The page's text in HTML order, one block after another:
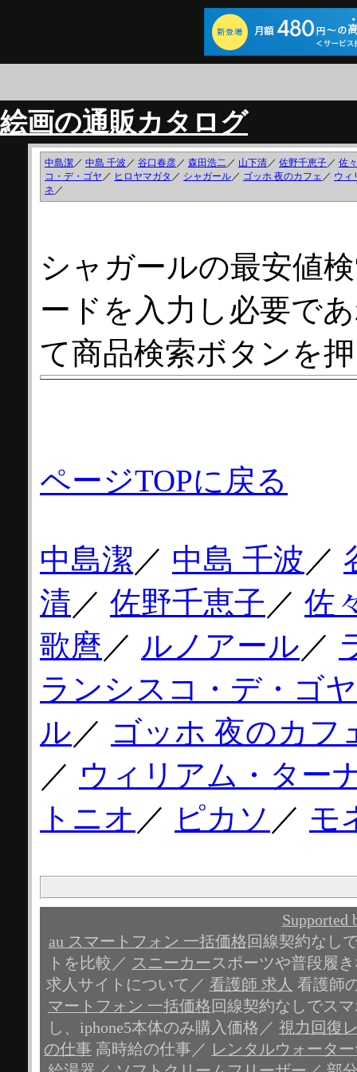
絵画の通販カタログ
中島潔 ／ 中島 千波 ／ 谷口春彦 ／ 森田浩二 ／ 山下清 ／ 佐野千恵子 ／ 佐
コ・デ・ゴヤ ／ ヒロヤマガタ ／ シャガール ／ ゴッホ 夜のカフェ ／ ウィ
ネ ／
シャガールの最安値
ードを入力し必要で
て商品検索ボタンを
ページTOPに戻る
中島潔 ／ 中島 千波 ／
清 ／ 佐野千恵子 ／ 佐
歌麿 ／ ルノアール ／
ランシスコ・デ・ゴヤ
ル ／ ゴッホ 夜のカフ
／ ウィリアム・ター
トニオ ／ ピカソ ／ モ
au スマートフォン 一括価格回線契約なし
トを比較／ スニーカー スポーツや普段履
求人サイトについて／ 看護師 求人 看護師
マートフォン 一括価格回線契約なしでス
し、iphone5本体のみ購入価格／ 視力回復
の仕事 高時給の仕事／ レンタルウォータ